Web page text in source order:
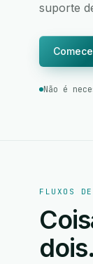
suporte
Não é
FLUXOS
dois.